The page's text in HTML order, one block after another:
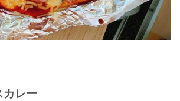
カレー